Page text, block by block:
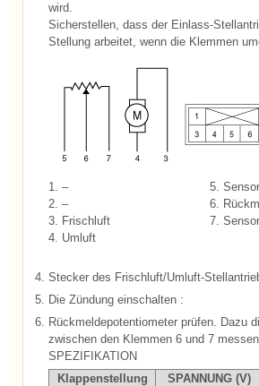
wird.
Sicherstellen, dass der Einlass-
Stellung arbeitet, wenn die Klemmen
1. –
2. –
3. Frischluft
4. Umluft
5.
6.
7.
4. Stecker des Frischluft/Umluft-
5. Die Zündung einschalten :
6. Rückmeldepotentiometer prüfen. Dazu
zwischen den Klemmen 6 und 7
SPEZIFIKATION
Klappenstellung
SPANNUNG (V)